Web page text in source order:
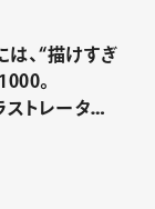
は、“描けすぎ
。
トレーター・